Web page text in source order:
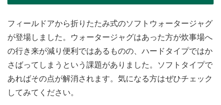
フィールドアから折りたたみ式のソフトウォータージャグ
が登場しました。ウォータージャグはあった方が炊事場へ
の行き来が減り便利ではあるものの、ハードタイプではか
さばってしまうという課題がありました。ソフトタイプで
あればその点が解消されます。気になる方はぜひチェック
してみてください。